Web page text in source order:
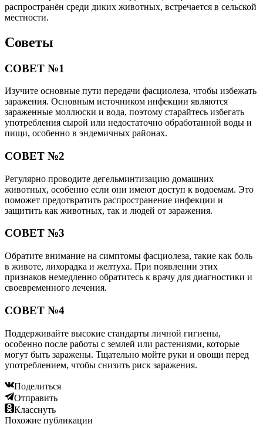
распространён среди диких животных, встречается в сельской
местности.
Советы
СОВЕТ №1
Изучите основные пути передачи фасциолеза, чтобы избежать
заражения. Основным источником инфекции являются
зараженные моллюски и вода, поэтому старайтесь избегать
употребления сырой или недостаточно обработанной воды и
пищи, особенно в эндемичных районах.
СОВЕТ №2
Регулярно проводите дегельминтизацию домашних
животных, особенно если они имеют доступ к водоемам. Это
поможет предотвратить распространение инфекции и
защитить как животных, так и людей от заражения.
СОВЕТ №3
Обратите внимание на симптомы фасциолеза, такие как боль
в животе, лихорадка и желтуха. При появлении этих
признаков немедленно обратитесь к врачу для диагностики и
своевременного лечения.
СОВЕТ №4
Поддерживайте высокие стандарты личной гигиены,
особенно после работы с землей или растениями, которые
могут быть заражены. Тщательно мойте руки и овощи перед
употреблением, чтобы снизить риск заражения.
Поделиться
Отправить
Класснуть
Похожие публикации